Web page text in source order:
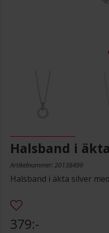
Halsband i
Artikelnummer: 20138499
Halsband i äkta silver
379:-